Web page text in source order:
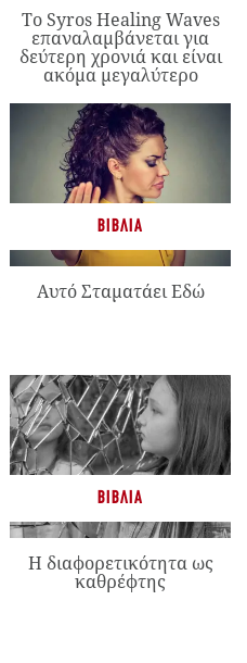
Το Syros Healing Waves
επαναλαμβάνεται για
δεύτερη χρονιά και είναι
ακόμα μεγαλύτερο
ΒΙΒΛΊΑ
Αυτό Σταματάει Εδώ
ΒΙΒΛΊΑ
Η διαφορετικότητα ως
καθρέφτης